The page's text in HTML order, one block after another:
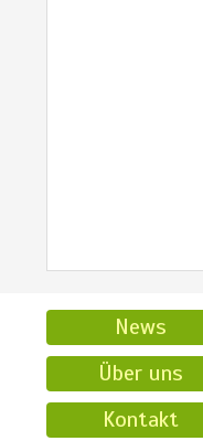
News
Über uns
Kontakt